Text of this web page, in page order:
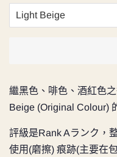
繼黑色、啡色、酒紅色
Beige (Original Colour)
評級是Rank Aランク，
使用(磨擦) 痕跡(主要在